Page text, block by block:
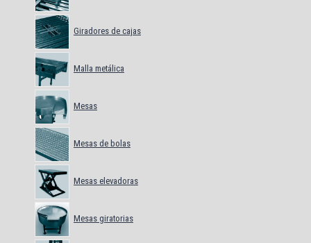
Giradores de cajas
Malla metálica
Mesas
Mesas de bolas
Mesas elevadoras
Mesas giratorias